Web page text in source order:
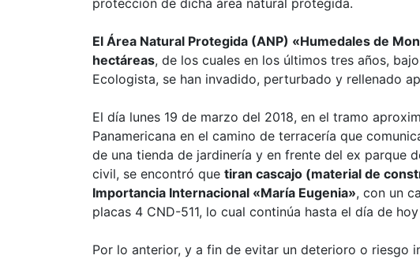
El Área Natural Protegida (ANP) «Humedales de
hectáreas, de los cuales en los últimos tres años,
Ecologista, se han invadido, perturbado y rellenado
El día lunes 19 de marzo del 2018, en el tramo
Panamericana en el camino de terracería que
de una tienda de jardinería y en frente del ex parque
civil, se encontró que tiran cascajo (material de
Importancia Internacional «María Eugenia», con un
placas 4 CND-511, lo cual continúa hasta el día de
Por lo anterior, y a fin de evitar un deterioro o riesgo